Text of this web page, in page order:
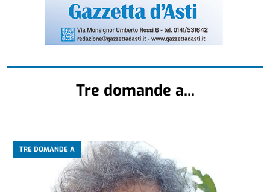
Tre domande a...
TRE DOMANDE A